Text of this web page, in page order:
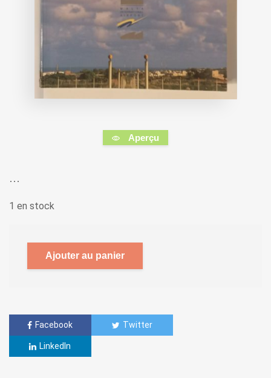
Aperçu
…
1 en stock
Ajouter au panier
Facebook Twitter
LinkedIn